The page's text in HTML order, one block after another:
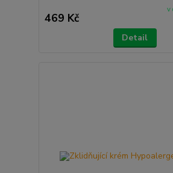
469 Kč
v
Detail